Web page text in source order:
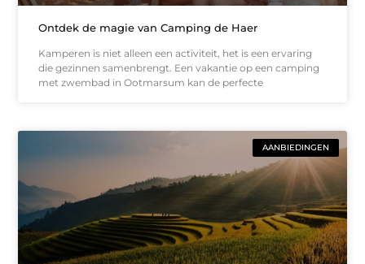
Ontdek de magie van Camping de Haer
Kamperen is niet alleen een activiteit, het is een ervaring
die gezinnen samenbrengt. Een vakantie op een camping
met zwembad in Ootmarsum kan de perfecte
AANBIEDINGEN